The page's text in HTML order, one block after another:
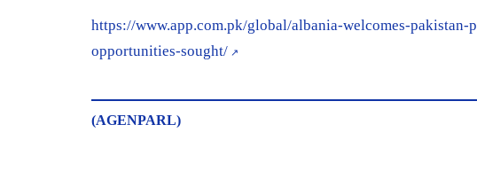
https://www.app.com.pk/global/albania-welcomes-
opportunities-sought/
(AGENPARL)